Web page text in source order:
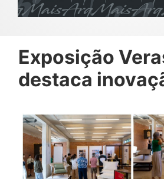
Exposição
destaca